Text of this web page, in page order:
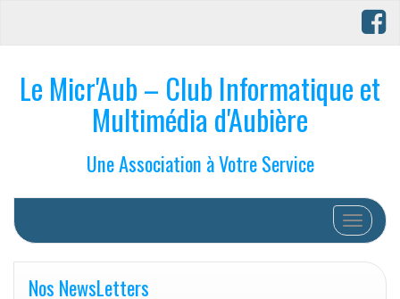
Le Micr'Aub – Club Informatique et
Multimédia d'Aubière
Une Association à Votre Service
Afficher/
Nos NewsLetters